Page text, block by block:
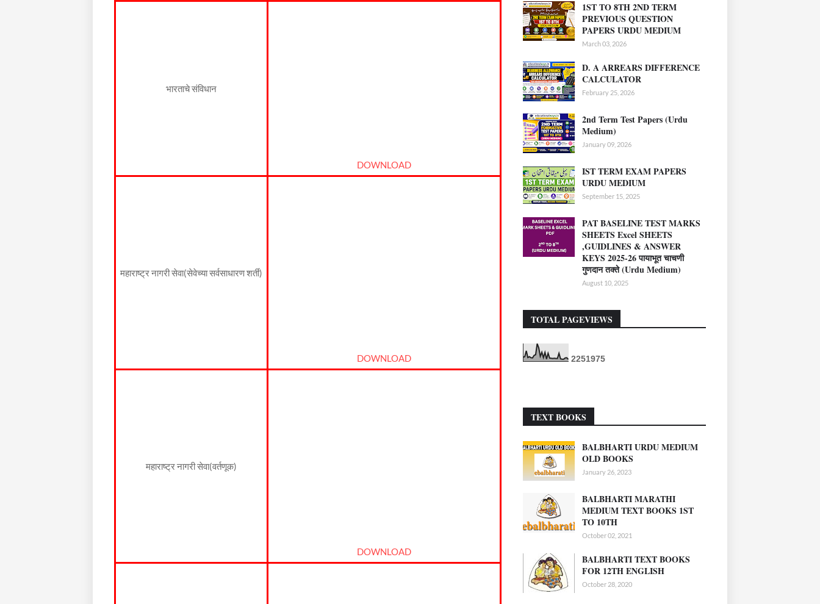
भारताचे संविधान
DOWNLOAD
महाराष्ट्र नागरी सेवा(सेवेच्या सर्वसाधारण शर्ती)
DOWNLOAD
महाराष्ट्र नागरी सेवा(वर्तणूक)
DOWNLOAD
1ST TO 8TH 2ND TERM
PREVIOUS QUESTION
PAPERS URDU MEDIUM
March 03, 2026
D. A ARREARS DIFFERENCE
CALCULATOR
February 25, 2026
2nd Term Test Papers (Urdu
Medium)
January 09, 2026
IST TERM EXAM PAPERS
URDU MEDIUM
September 15, 2025
PAT BASELINE TEST MARKS
SHEETS Excel SHEETS
,GUIDLINES & ANSWER
KEYS 2025-26 पायाभूत चाचणी
गुणदान तक्ते (Urdu Medium)
August 10, 2025
TOTAL PAGEVIEWS
2251975
TEXT BOOKS
BALBHARTI URDU MEDIUM
OLD BOOKS
January 26, 2023
BALBHARTI MARATHI
MEDIUM TEXT BOOKS 1ST
TO 10TH
October 02, 2021
BALBHARTI TEXT BOOKS
FOR 12TH ENGLISH
October 28, 2020